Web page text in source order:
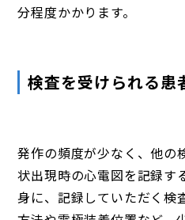
分程度かかります。
検査を受けられる患
発作の頻度が少なく、他の
状出現時の心電図を記録す
身に、記録していただく検